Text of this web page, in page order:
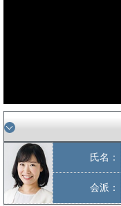
氏名：
会派：